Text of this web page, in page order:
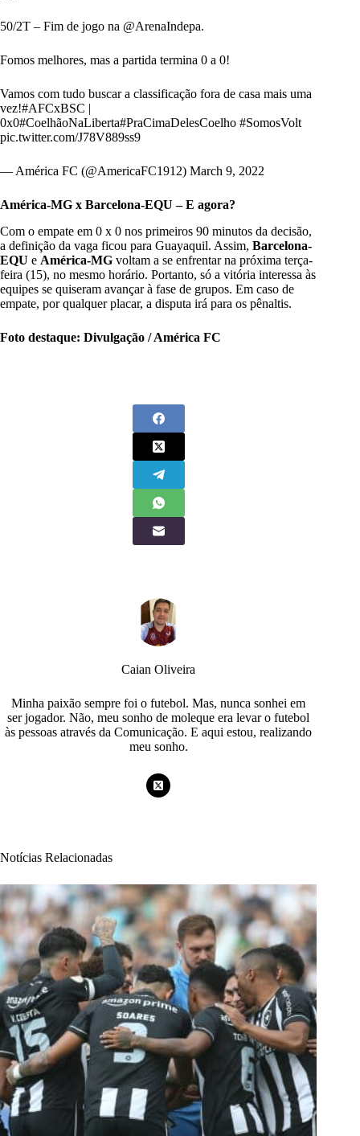
50/2T – Fim de jogo na @ArenaIndepa.
Fomos melhores, mas a partida termina 0 a 0!
Vamos com tudo buscar a classificação fora de casa mais uma
vez!#AFCxBSC |
0x0#CoelhãoNaLiberta#PraCimaDelesCoelho #SomosVolt
pic.twitter.com/J78V889ss9
— América FC (@AmericaFC1912) March 9, 2022
América-MG x Barcelona-EQU – E agora?
Com o empate em 0 x 0 nos primeiros 90 minutos da decisão,
a definição da vaga ficou para Guayaquil. Assim, Barcelona-
EQU e América-MG voltam a se enfrentar na próxima terça-
feira (15), no mesmo horário. Portanto, só a vitória interessa às
equipes se quiseram avançar à fase de grupos. Em caso de
empate, por qualquer placar, a disputa irá para os pênaltis.
Foto destaque: Divulgação / América FC
Caian Oliveira
Minha paixão sempre foi o futebol. Mas, nunca sonhei em
ser jogador. Não, meu sonho de moleque era levar o futebol
às pessoas através da Comunicação. E aqui estou, realizando
meu sonho.
Notícias Relacionadas